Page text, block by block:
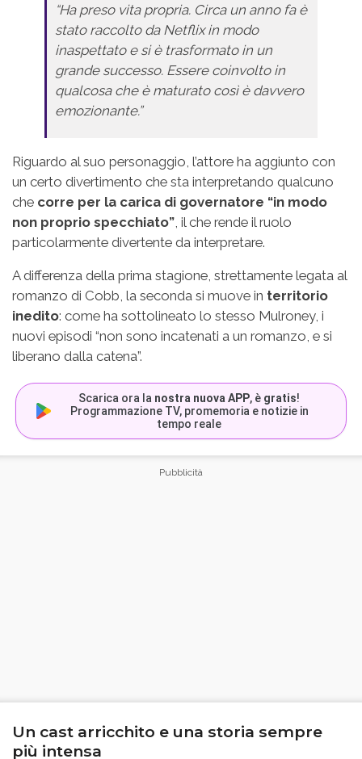
“Ha preso vita propria. Circa un anno fa è
stato raccolto da Netflix in modo
inaspettato e si è trasformato in un
grande successo. Essere coinvolto in
qualcosa che è maturato così è davvero
emozionante.”
Riguardo al suo personaggio, l’attore ha aggiunto con
un certo divertimento che sta interpretando qualcuno
che corre per la carica di governatore “in modo
non proprio specchiato”, il che rende il ruolo
particolarmente divertente da interpretare.
A differenza della prima stagione, strettamente legata al
romanzo di Cobb, la seconda si muove in territorio
inedito: come ha sottolineato lo stesso Mulroney, i
nuovi episodi “non sono incatenati a un romanzo, e si
liberano dalla catena”.
Scarica ora la nostra nuova APP, è gratis!
Programmazione TV, promemoria e notizie in
tempo reale
Un cast arricchito e una storia sempre
più intensa